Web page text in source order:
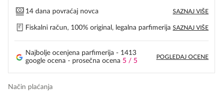
14 dana povraćaj novca SAZNAJ VIŠE
Fiskalni račun, 100% original, legalna parfimerija SAZNAJ VIŠE
Najbolje ocenjena parfimerija - 1413
google ocena - prosečna ocena 5 / 5
POGLEDAJ OCENE
Način plaćanja